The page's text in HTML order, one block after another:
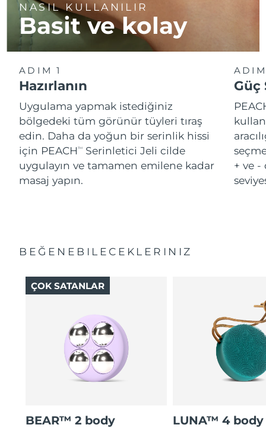
NASIL KULLANILIR
Basit ve kolay
ADIM 1
Hazırlanın
Uygulama yapmak istediğiniz
bölgedeki tüm görünür tüyleri tıraş
edin. Daha da yoğun bir serinlik hissi
için PEACHTM
Serinletici Jeli cilde
uygulayın ve tamamen emilene kadar
masaj yapın.
Güç
+ ve
BEĞENEBILECEKLERINIZ
BEAR™ 2 body
ÇOK SATANLAR
LUNA™ 4 body